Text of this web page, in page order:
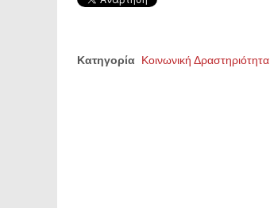
Κατηγορία Κοινωνική Δραστηριότητα